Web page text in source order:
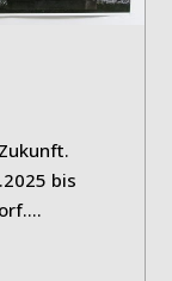
bis